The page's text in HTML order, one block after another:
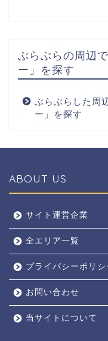
ぶらぶらの周辺
ー」を探す
ぶらぶらした周
ー」を探す
ABOUT US
サイト運営企業
全エリア一覧
プライバシーポリ
お問い合わせ
当サイトについて